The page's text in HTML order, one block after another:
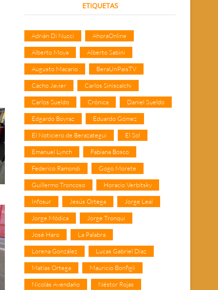
ETIQUETAS
Adrián Di Nucci AhoraOnline
Alberto Moya Alberto Sabini
Augusto Macario BeraUnPaisTV
Cacho Javier Carlos Siniscalchi
Carlos Sueldo Crónica Daniel Sueldo
Edgardo Boyraz Eduardo Gómez
El Noticiero de Berazategui El Sol
Emanuel Lynch Fabiana Bosco
Federico Ramondi Gogo Morete
Guillermo Troncoso Horacio Verbitsky
Infosur Jesús Ortega Jorge Leal
Jorge Módica Jorge Tronqui
José Haro La Palabra
Lorena González Lucas Gabriel Díaz
Matías Ortega Mauricio Bonfigli
Nicolás Avendaño Néstor Rojas